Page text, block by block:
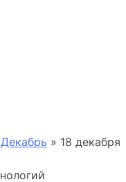
Декабрь » 18 декабря